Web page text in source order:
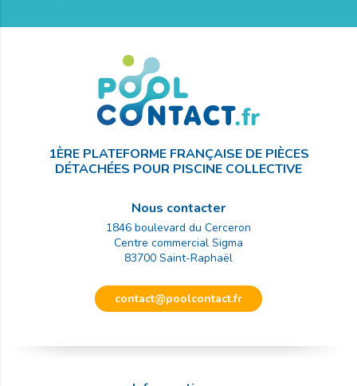
1ÈRE PLATEFORME FRANÇAISE DE PIÈCES
DÉTACHÉES POUR PISCINE COLLECTIVE
Nous contacter
1846 boulevard du Cerceron
Centre commercial Sigma
83700 Saint-Raphaël
contact@poolcontact.fr